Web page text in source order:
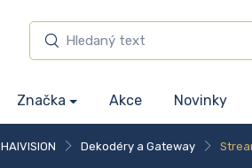
Značka Akce Novinky
HAIVISION Dekodéry a Gateway